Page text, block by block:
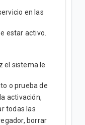
en las
estar activo.
el sistema le
o prueba de
activación,
todas las
borrar